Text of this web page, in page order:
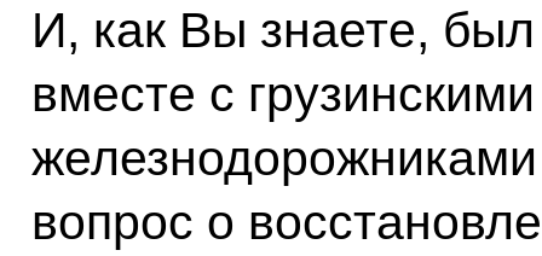
И, как Вы знаете,
вместе с
вопрос о